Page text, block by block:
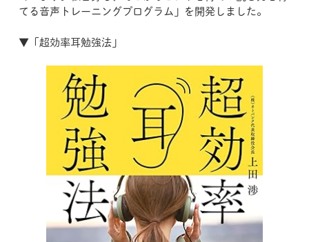
てる音声トレーニングプログラム」を開発しました。
▼「超効率耳勉強法」